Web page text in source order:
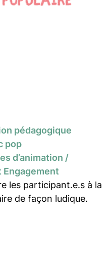
pédagogique
pop
d’animation /
les participant.e.s à la
de façon ludique.